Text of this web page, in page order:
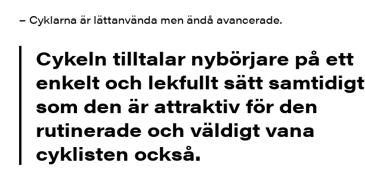
– Cyklarna är lättanvända men ändå avancerade.
Cykeln tilltalar nybörjare på ett
enkelt och lekfullt sätt samtidigt
som den är attraktiv för den
rutinerade och väldigt vana
cyklisten också.